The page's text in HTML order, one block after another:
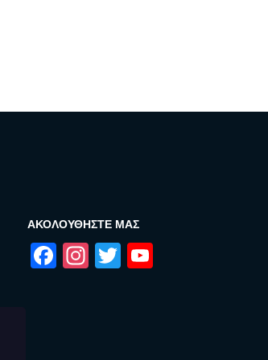
ΑΚΟΛΟΥΘΉΣΤΕ ΜΑΣ
Facebook
Instagram
Twitter